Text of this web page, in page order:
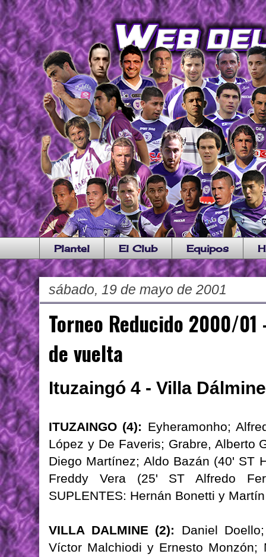
Plantel El Club Equipos
sábado, 19 de mayo de 2001
Torneo Reducido 2000/
de vuelta
Ituzaingó 4 - Villa
ITUZAINGO (4): Eyheramonho;
López y De Faveris; Grabre, Alberto
Diego Martínez; Aldo Bazán (40' ST
Freddy Vera (25' ST Alfredo
SUPLENTES: Hernán Bonetti y
VILLA DALMINE (2): Daniel
Víctor Malchiodi y Ernesto